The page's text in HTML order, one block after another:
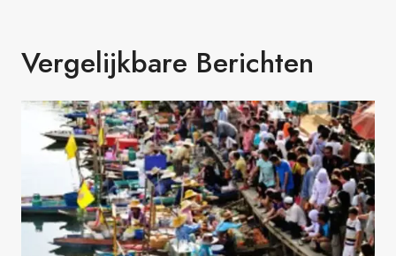
Vergelijkbare Berichten